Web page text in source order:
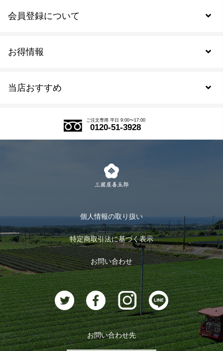
当店おすすめ
式部の香りシリーズ
お茶のギフト
おすすめのお茶
お茶に合うスイーツ
お得情報
会員登録について
会員規約について
ログイン
ログアウト
ご注文専用 平日 9:00〜17:00
0120-51-3928
個人情報の取り扱い
特定商取引法に基づく表示
お問い合わせ
お問い合わせ先